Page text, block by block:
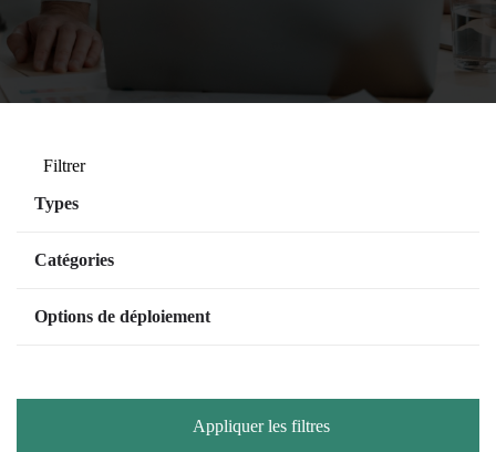
Filtrer
Types
SaaS
Catégories
Analytics
Business Intelligence
Options de déploiement
Appliquer les filtres